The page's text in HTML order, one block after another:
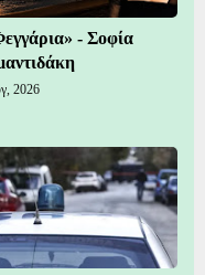
- Σοφία
2026